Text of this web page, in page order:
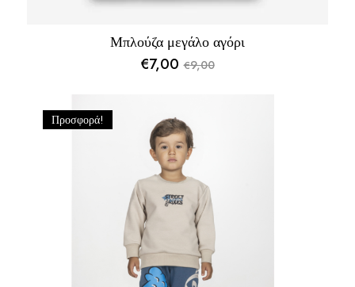
Μπλούζα μεγάλο αγόρι
€9,00
Original
was:
€9,00.
€7,00Η
τιμή
είναι:
€7,00.
Προσφορά!